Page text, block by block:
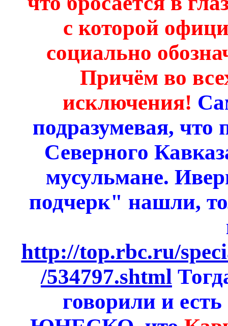
с которой
социально
Причём во
исключения!
подразумевая,
Северного
мусульмане.
подчерк" нашли,
http://top.rbc.ru/
/534797.shtml
говорили и